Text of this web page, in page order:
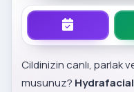
Cildinizin canlı, parlak
musunuz? Hydrafacial